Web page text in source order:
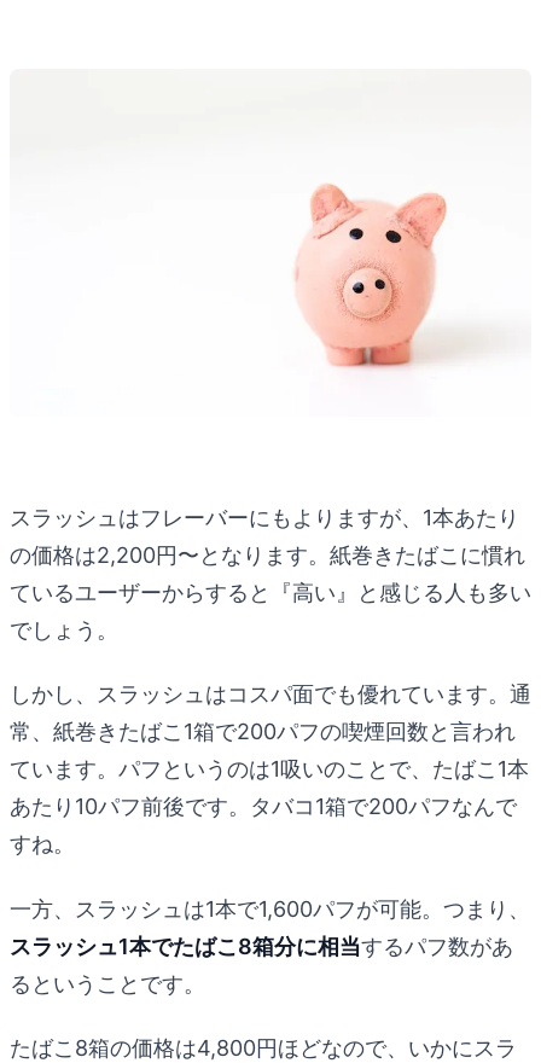
スラッシュはフレーバーにもよりますが、1本あたり
の価格は2,200円〜となります。紙巻きたばこに慣れ
ているユーザーからすると『高い』と感じる人も多い
でしょう。
しかし、スラッシュはコスパ面でも優れています。通
常、紙巻きたばこ1箱で200パフの喫煙回数と言われ
ています。パフというのは1吸いのことで、たばこ1本
あたり10パフ前後です。タバコ1箱で200パフなんで
すね。
一方、スラッシュは1本で1,600パフが可能。つまり、
スラッシュ1本でたばこ8箱分に相当するパフ数があ
るということです。
たばこ8箱の価格は4,800円ほどなので、いかにスラ